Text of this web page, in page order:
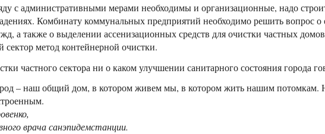
с административными мерами необходимы и организационные, надо
Комбинату коммунальных предприятий необходимо решить вопрос
а также о выделении ассенизационных средств для очистки частных
сектор метод контейнерной очистки.
частного сектора ни о каком улучшении санитарного состояния города
– наш общий дом, в котором живем мы, в котором жить нашим потомкам.
врача санэпидемстанции.